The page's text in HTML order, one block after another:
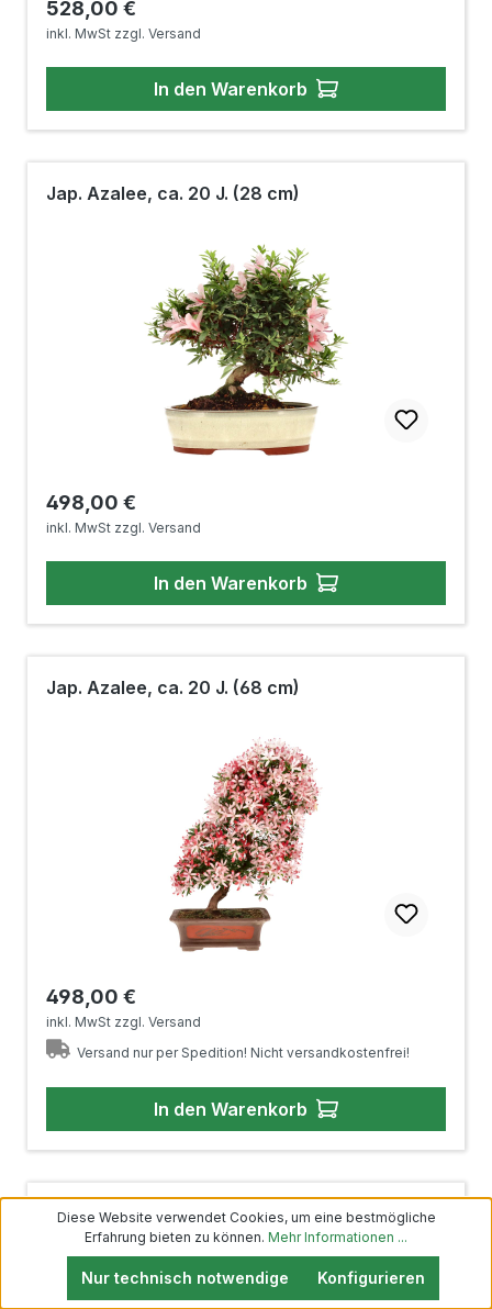
Regulärer Preis:
528,00 €
inkl. MwSt zzgl. Versand
In den Warenkorb
Jap. Azalee, ca. 20 J. (28 cm)
Regulärer Preis:
498,00 €
inkl. MwSt zzgl. Versand
In den Warenkorb
Jap. Azalee, ca. 20 J. (68 cm)
Regulärer Preis:
498,00 €
inkl. MwSt zzgl. Versand
Versand nur per Spedition! Nicht versandkostenfrei!
In den Warenkorb
Jap. Azalee, ca. 20 J. (73 cm)
Diese Website verwendet Cookies, um eine bestmögliche
Erfahrung bieten zu können. Mehr Informationen ...
Nur technisch notwendige Konfigurieren